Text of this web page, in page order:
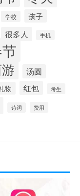
学校 孩子
很多人 手机
汤圆
物 红包 考生
诗词 费用